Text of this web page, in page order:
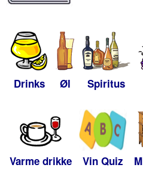
Drinks Øl Spiritus
Varme drikke Vin Quiz